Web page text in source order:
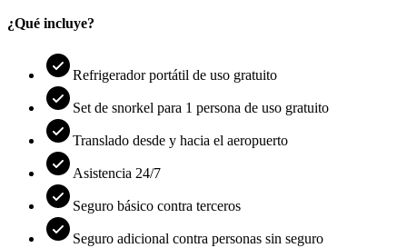
¿Qué incluye?
Refrigerador portátil de uso gratuito
Set de snorkel para 1 persona de uso gratuito
Translado desde y hacia el aeropuerto
Asistencia 24/7
Seguro básico contra terceros
Seguro adicional contra personas sin seguro